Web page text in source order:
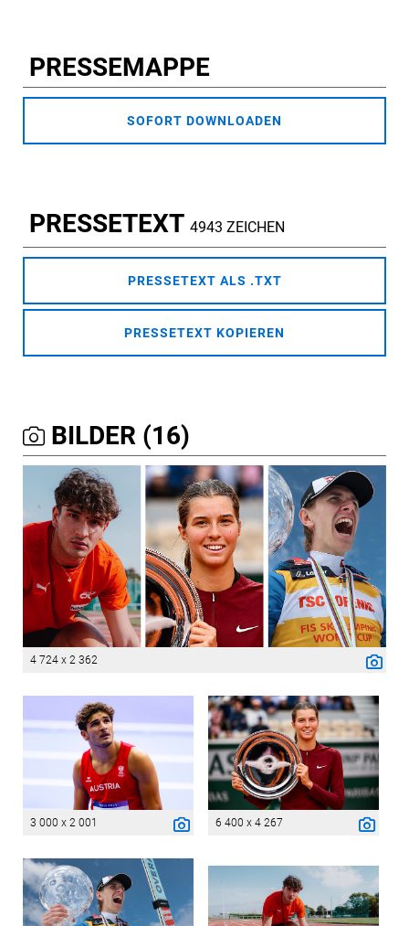
PRESSEMAPPE
SOFORT DOWNLOADEN
PRESSETEXT 4943 ZEICHEN
PRESSETEXT ALS .TXT
PRESSETEXT KOPIEREN
BILDER (16)
4 724 x 2 362
3 000 x 2 001 6 400 x 4 267